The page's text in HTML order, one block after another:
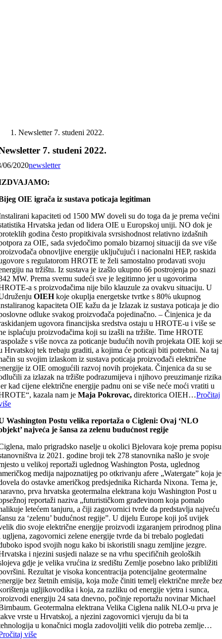
Newsletter 7. studeni 2022.
7. studeni 2022.
06/2020newsletter
OIE igrača iz sustava poticaja legitiman
kapaciteti od 1500 MW doveli su do toga da je prema većini
Hrvatska jedan od lidera OIE u Europskoj uniji. NO dok je
godina često propitkivala svrsishodnost relativno izdašnih
za OIE, sada svjedočimo pomalo bizarnoj situaciji da sve više
obnovljive energije uključujući i nacionalni HEP, raskida
s regulatorom HROTE te želi samostalno prodavati svoju
na tržištu. Iz sustava je izašlo ukupno 66 postrojenja po snazi
MW. Prema svemu sudeći sve je legitimno jer u ugovorima
a s proizvođačima nije bilo klauzule za ovakvu situaciju. U
OIEHkoje okuplja energetske tvrtke s 80% ukupnog
kapaciteta OIE kažu da je Izlazak iz sustava poticaja je dio
odluke svakog proizvođača pojedinačno. – Činjenica je da
ugovora financijska sredstva ostaju u HROTE-u i više se
isplaćuju proizvođačima koji su izašli na tržište. Time HROTE
s više novca za poticanje budućih novih projekata OIE koji
Hrvatskoj tek trebaju graditi, a kojima će poticaji biti potrebni. Na taj
su svojim izlaskom iz sustava poticaja proizvođači električne
iz OIE omogućili razvoj novih projekata. Činjenica da su se
za izlazak na tržište podrazumijeva i njihovo preuzimanje rizika
kad cijene električne energije padnu oni se više neće moći vratiti u
kazala nam jeMaja Pokrovac,direktorica OIEH…Pročitaj
Washington Postu velika reportaža o Cigleni: Ovaj ‘NLO
najveća je šansa za zelenu budućnost regije
malo prigradsko naselje u okolici Bjelovara koje prema popisu
iz 2021. godine broji tek 278 stanovnika našlo je svoje
u velikoj reportaži uglednog Washington Posta, uglednog
medija najpoznatijeg po otkrivanju afere „Watergate” koja je
do ostavke američkog predsjednika Richarda Nixona. Tema je,
prva hrvatska geotermalna elektrana koju Washington Post u
reportaži naziva „futurističkom građevinom koja pomalo
letećem tanjuru, a čiji zagovornici tvrde da predstavlja najveću
za ‘zelenu’ budućnost regije”. U dijelu Europe koji još uvijek
dio svoje električne energije proizvodi izgaranjem prirodnog plina
ugljena, zagovornici zelene energije tvrde da bi trebalo pogledati
ispod svojih nogu kako bi iskoristili snagu zemljine jezgre.
i njezini susjedi nalaze se na vrhu specifičnih geoloških
gdje je velika vrućina iz središtu Zemlje posebno lako približiti
Rezultat je visoka koncentracija potencijalne geotermalne
bez štetnih emisija, koja može činiti temelj električne mreže
ugljikovodika i koja, za razliku od energije vjetra i sunca,
energiju 24 sata dnevno, počinje reportažu novinar Michael
Geotermalna elektrana Velika Ciglena nalik NLO-u prva je
vrste u Hrvatskoj, a njezini zagovornici vjeruju da bi ta
u konačnici mogla zadovoljiti velik dio potreba zemlje…
više